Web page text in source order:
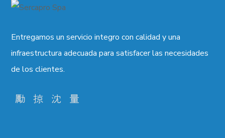
Entregamos un servicio integro con calidad y una
infraestructura adecuada para satisfacer las necesidades
de los clientes.